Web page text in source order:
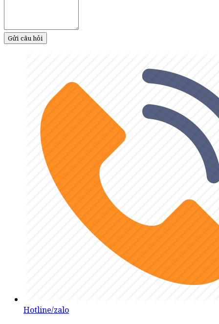
Gửi câu hỏi
Hotline/zalo